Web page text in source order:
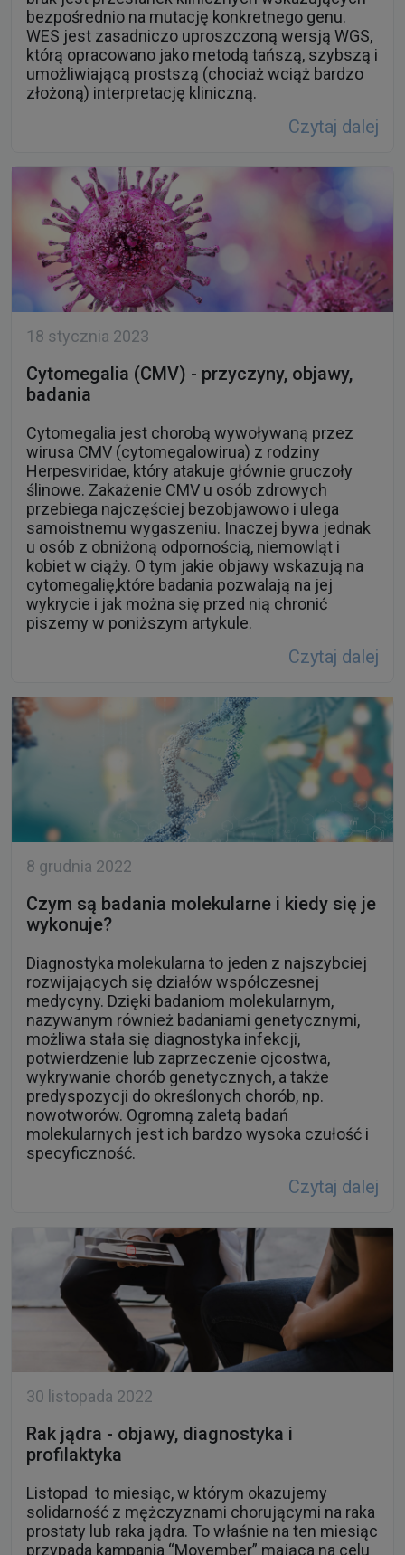
bezpośrednio na mutację konkretnego genu.
WES jest zasadniczo uproszczoną wersją WGS,
którą opracowano jako metodą tańszą, szybszą i
umożliwiającą prostszą (chociaż wciąż bardzo
złożoną) interpretację kliniczną.
Czytaj dalej
18 stycznia 2023
Cytomegalia (CMV) - przyczyny, objawy,
badania
Cytomegalia jest chorobą wywoływaną przez
wirusa CMV (cytomegalowirua) z rodziny
Herpesviridae, który atakuje głównie gruczoły
ślinowe. Zakażenie CMV u osób zdrowych
przebiega najczęściej bezobjawowo i ulega
samoistnemu wygaszeniu. Inaczej bywa jednak
u osób z obniżoną odpornością, niemowląt i
kobiet w ciąży. O tym jakie objawy wskazują na
cytomegalię,które badania pozwalają na jej
wykrycie i jak można się przed nią chronić
piszemy w poniższym artykule.
Czytaj dalej
8 grudnia 2022
Czym są badania molekularne i kiedy się je
wykonuje?
Diagnostyka molekularna to jeden z najszybciej
rozwijających się działów współczesnej
medycyny. Dzięki badaniom molekularnym,
nazywanym również badaniami genetycznymi,
możliwa stała się diagnostyka infekcji,
potwierdzenie lub zaprzeczenie ojcostwa,
wykrywanie chorób genetycznych, a także
predyspozycji do określonych chorób, np.
nowotworów. Ogromną zaletą badań
molekularnych jest ich bardzo wysoka czułość i
specyficzność.
Czytaj dalej
30 listopada 2022
Rak jądra - objawy, diagnostyka i
profilaktyka
Listopad to miesiąc, w którym okazujemy
solidarność z mężczyznami chorującymi na raka
prostaty lub raka jądra. To właśnie na ten miesiąc
przypada kampania “Movember” mająca na celu